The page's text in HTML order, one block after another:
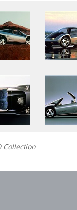
Collection